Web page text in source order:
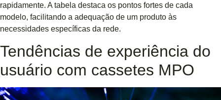
rapidamente. A tabela destaca os pontos fortes de cada
modelo, facilitando a adequação de um produto às
necessidades específicas da rede.
Tendências de experiência do
usuário com cassetes MPO